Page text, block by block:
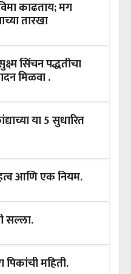
काढताय; मग
तारखा
सिंचन पद्धतीचा
मिळवा .
या 5 सुधारित
आणि एक नियम.
सल्ला.
पिकांची महिती.